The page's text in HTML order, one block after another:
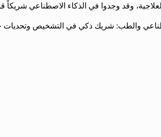
وقد وجدوا في الذكاء الاصطناعي
والطب: شريك ذكي في التشخيص وتحديات